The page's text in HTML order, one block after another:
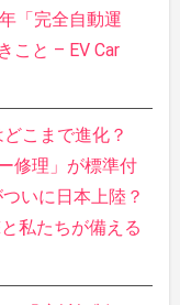
「完全自動運
こと – EV Car
こまで進化？
修理」が標準付
いに日本上陸？
私たちが備える